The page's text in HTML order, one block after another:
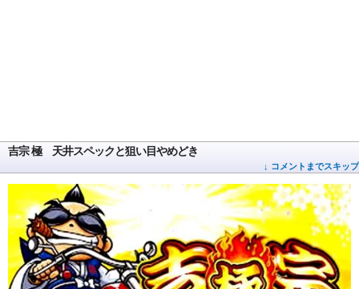
吉宗 極 天井スペックと狙い目やめどき
↓ コメントまでスキップ